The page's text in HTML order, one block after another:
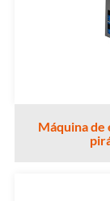
Máquina de